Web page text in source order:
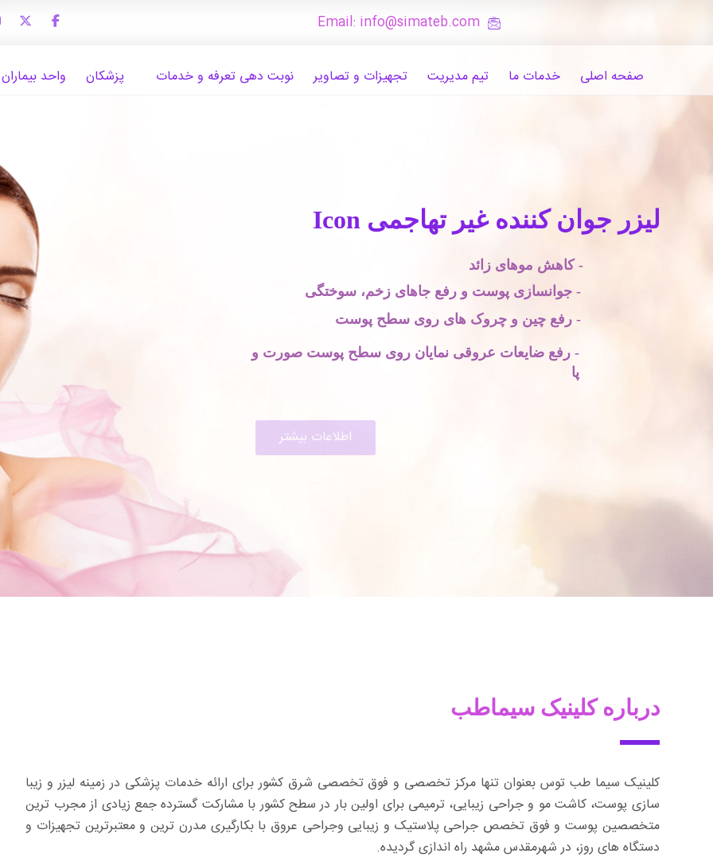
Email: info@simateb.com
پزشکان واحد صفحه اصلی خدمات ما تیم مدیریت تجهیزات و تصاویر نوبت دهی تعرفه و خدمات
- جوانسازی پوست و رفع جاهای زخم، سوختگی
- رفع چین و چروک های روی سطح پوست
- رفع ضایعات عروقی نمایان روی سطح پوست صورت و
پا
لیزر جوان کننده غیر تهاجمی Icon
- کاهش موهای زائد
درباره کلینیک سیماطب
کلینیک سیما طب توس بعنوان تنها مرکز تخصصی و فوق تخصصی شرق کشور برای ارائه خدمات پزشکی در زمینه لیزر و زیبا
سازی پوست، کاشت مو و جراحی زیبایی، ترمیمی برای اولین بار در سطح کشور با مشارکت گسترده جمع زیادی از مجرب ترین
متخصصین پوست و فوق تخصص جراحی پلاستیک و زیبایی وجراحی عروق با بکارگیری مدرن ترین و معتبرترین تجهیزات و
دستگاه های روز، در شهرمقدس مشهد راه اندازی گردیده.